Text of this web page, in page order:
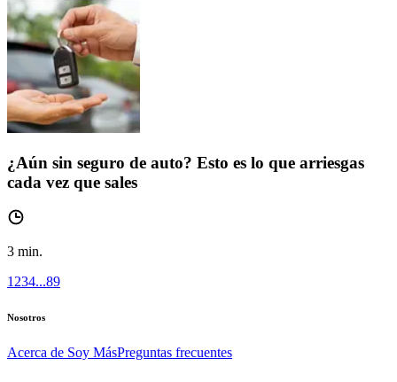
¿Aún sin seguro de auto? Esto es lo que arriesgas
cada vez que sales
3 min.
1 234...89
Nosotros
Acerca de Soy MásPreguntas frecuentes